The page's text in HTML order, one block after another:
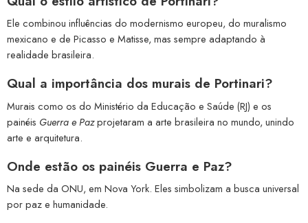
Ele combinou influências do modernismo europeu, do muralismo
mexicano e de Picasso e Matisse, mas sempre adaptando à
realidade brasileira.
Qual a importância dos murais de Portinari?
Murais como os do Ministério da Educação e Saúde (RJ) e os
painéis Guerra e Pazprojetaram a arte brasileira no mundo, unindo
arte e arquitetura.
Onde estão os painéis Guerra e Paz?
Na sede da ONU, em Nova York. Eles simbolizam a busca universal
por paz e humanidade.